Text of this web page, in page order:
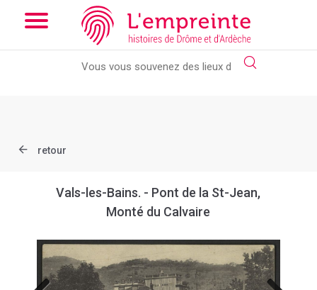
Array ( [slug] => document [ref] => B263626101_CPA420 )
Add the new slick-theme.css if you want the default styling
retour
Vals-les-Bains. - Pont de la St-Jean,
Monté du Calvaire